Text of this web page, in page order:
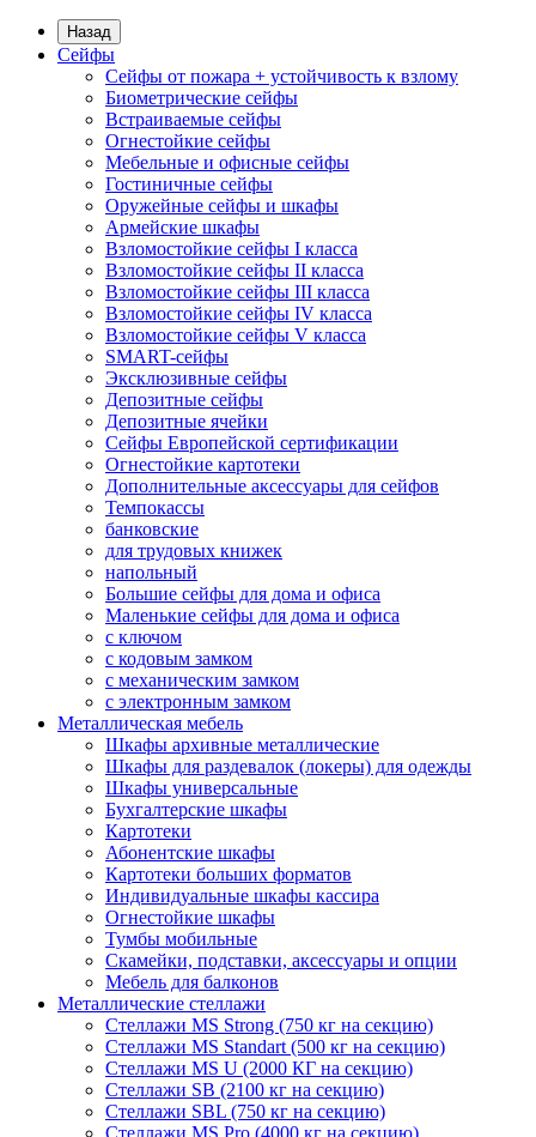
Назад
Сейфы
Сейфы от пожара + устойчивость к взлому
Биометрические сейфы
Встраиваемые сейфы
Огнестойкие сейфы
Мебельные и офисные сейфы
Гостиничные сейфы
Оружейные сейфы и шкафы
Армейские шкафы
Взломостойкие сейфы I класса
Взломостойкие сейфы II класса
Взломостойкие сейфы III класса
Взломостойкие сейфы IV класса
Взломостойкие сейфы V класса
SMART-сейфы
Эксклюзивные сейфы
Депозитные сейфы
Депозитные ячейки
Сейфы Европейской сертификации
Огнестойкие картотеки
Дополнительные аксессуары для сейфов
Темпокассы
банковские
для трудовых книжек
напольный
Большие сейфы для дома и офиса
Маленькие сейфы для дома и офиса
с ключом
с кодовым замком
с механическим замком
с электронным замком
Металлическая мебель
Шкафы архивные металлические
Шкафы для раздевалок (локеры) для одежды
Шкафы универсальные
Бухгалтерские шкафы
Картотеки
Абонентские шкафы
Картотеки больших форматов
Индивидуальные шкафы кассира
Огнестойкие шкафы
Тумбы мобильные
Скамейки, подставки, аксессуары и опции
Мебель для балконов
Металлические стеллажи
Стеллажи MS Strong (750 кг на секцию)
Стеллажи MS Standart (500 кг на секцию)
Стеллажи MS U (2000 КГ на секцию)
Стеллажи SB (2100 кг на секцию)
Стеллажи SBL (750 кг на секцию)
Стеллажи MS Pro (4000 кг на секцию)